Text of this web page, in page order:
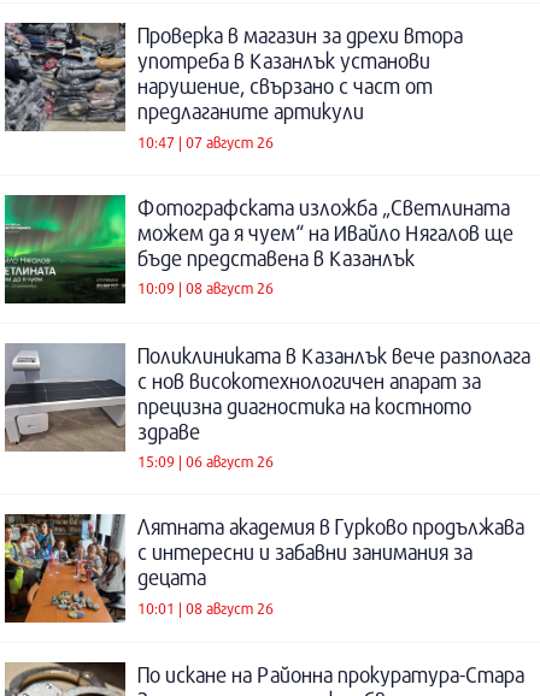
Проверка в магазин за дрехи втора
употреба в Казанлък установи
нарушение, свързано с част от
предлаганите артикули
10:47 | 07 август 26
Фотографската изложба „Светлината
можем да я чуем“ на Ивайло Нягалов ще
бъде представена в Казанлък
10:09 | 08 август 26
Поликлиниката в Казанлък вече разполага
с нов високотехнологичен апарат за
прецизна диагностика на костното
здраве
15:09 | 06 август 26
Лятната академия в Гурково продължава
с интересни и забавни занимания за
децата
10:01 | 08 август 26
По искане на Районна прокуратура-Стара